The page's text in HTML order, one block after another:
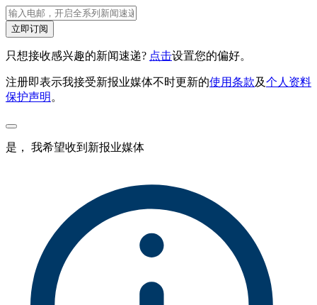
立即订阅
只想接收感兴趣的新闻速递? 点击设置您的偏好。
注册即表示我接受新报业媒体不时更新的使用条款及个人资料
保护声明 。
是， 我希望收到新报业媒体